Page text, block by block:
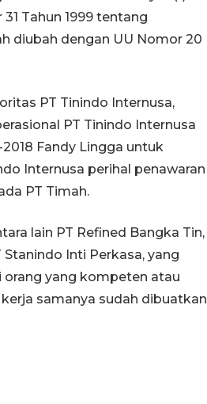
Tahun 1999 tentang
diubah dengan UU Nomor 20
PT Tinindo Internusa,
PT Tinindo Internusa
Fandy Lingga untuk
Internusa perihal penawaran
PT Timah.
lain PT Refined Bangka Tin,
Stanindo Inti Perkasa, yang
yang kompeten atau
samanya sudah dibuatkan